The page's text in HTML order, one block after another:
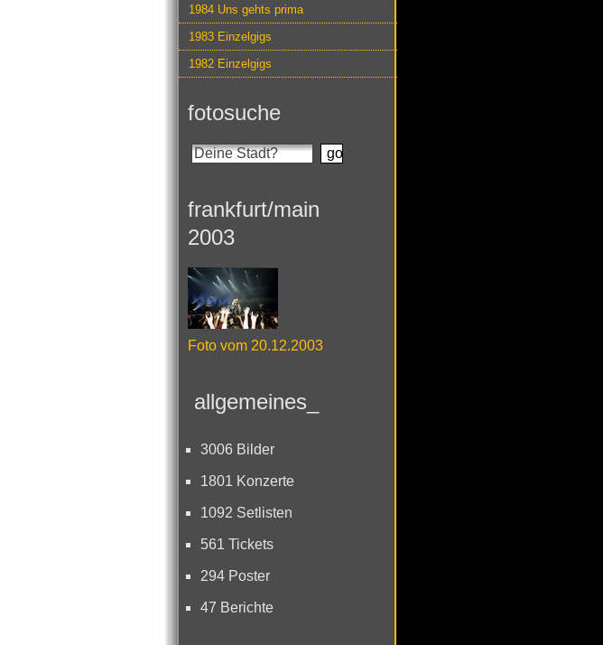
1984 Uns gehts prima
1983 Einzelgigs
1982 Einzelgigs
fotosuche
frankfurt/main
2003
Foto vom 20.12.2003
allgemeines_
3006 Bilder
1801 Konzerte
1092 Setlisten
561 Tickets
294 Poster
47 Berichte